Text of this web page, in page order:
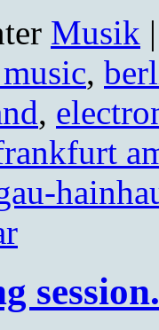
Musik |
,
,
session.